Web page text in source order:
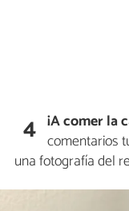
4 ¡A comer la
comentarios
una fotografía del